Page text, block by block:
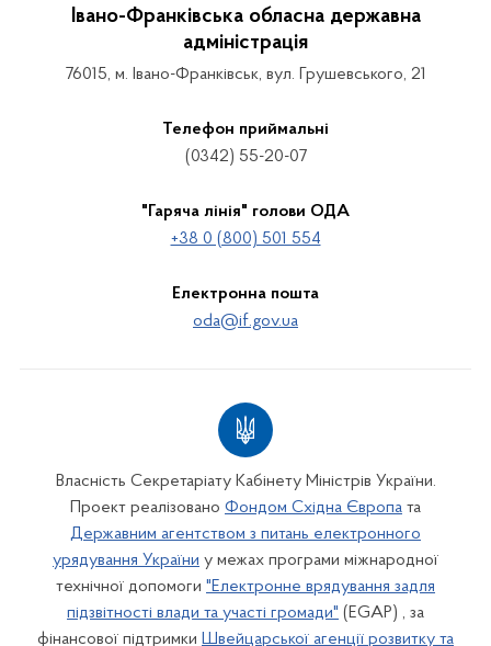
Івано-Франківська обласна державна
адміністрація
76015, м. Івано-Франківськ, вул. Грушевського, 21
Телефон приймальні
(0342) 55-20-07
"Гаряча лінія" голови ОДА
+38 0 (800) 501 554
Електронна пошта
oda@if.gov.ua
Власність Секретаріату Кабінету Міністрів України.
Проект реалізовано Фондом Східна Європа та
Державним агентством з питань електронного
урядування України у межах програми міжнародної
технічної допомоги "Електронне врядування задля
підзвітності влади та участі громади" (EGAP) , за
фінансової підтримки Швейцарської агенції розвитку та